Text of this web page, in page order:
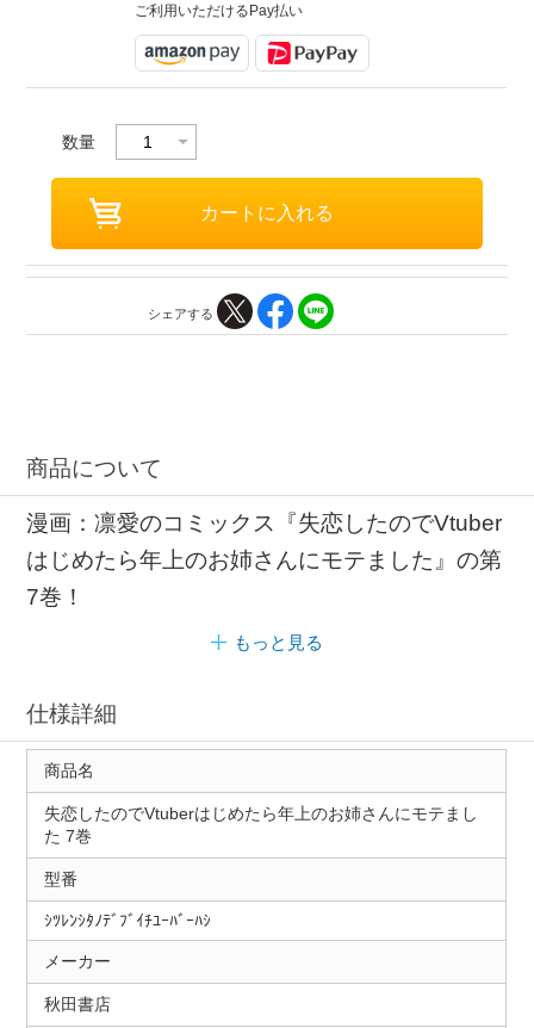
ご利用いただけるPay払い
数量
シェアする
商品について
漫画：凛愛のコミックス『失恋したのでVtuber
はじめたら年上のお姉さんにモテました』の第
7巻！
もっと見る
仕様詳細
商品名
失恋したのでVtuberはじめたら年上のお姉さんにモテまし
た 7巻
型番
ｼﾂﾚﾝｼﾀﾉﾃﾞﾌﾞｲﾁﾕｰﾊﾞｰﾊｼ
メーカー
秋田書店